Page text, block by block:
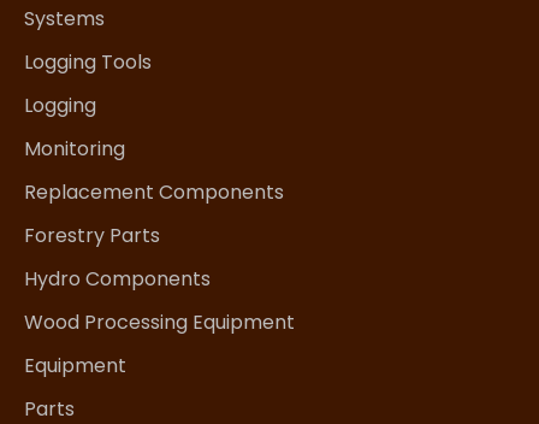
Systems
Logging Tools
Logging
Monitoring
Replacement Components
Forestry Parts
Hydro Components
Wood Processing Equipment
Equipment
Parts